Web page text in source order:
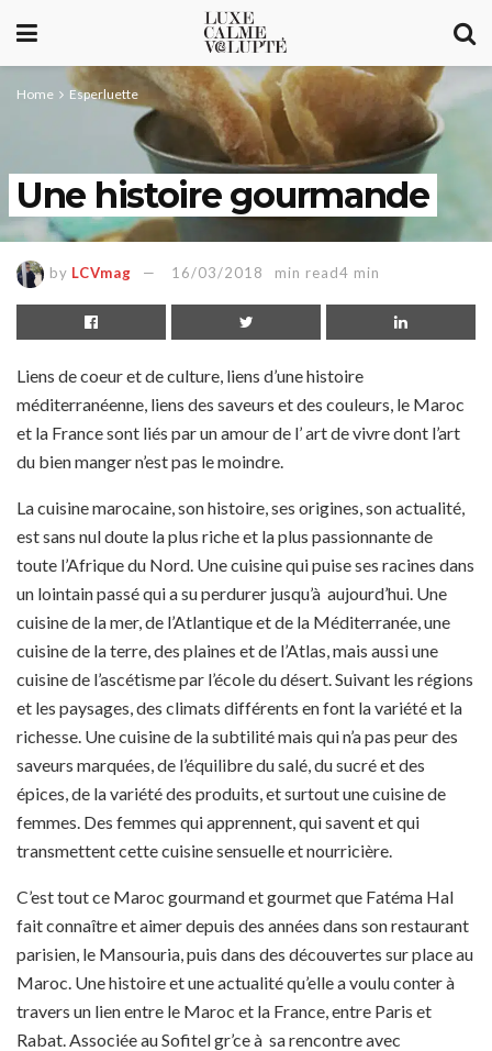
Home Esperluette
Une histoire gourmande
by LCVmag 16/03/2018 min read4 min
Liens de coeur et de culture, liens d’une histoire
méditerranéenne, liens des saveurs et des couleurs, le Maroc
et la France sont liés par un amour de l’ art de vivre dont l’art
du bien manger n’est pas le moindre.
La cuisine marocaine, son histoire, ses origines, son actualité,
est sans nul doute la plus riche et la plus passionnante de
toute l’Afrique du Nord. Une cuisine qui puise ses racines dans
un lointain passé qui a su perdurer jusqu’à aujourd’hui. Une
cuisine de la mer, de l’Atlantique et de la Méditerranée, une
cuisine de la terre, des plaines et de l’Atlas, mais aussi une
cuisine de l’ascétisme par l’école du désert. Suivant les régions
et les paysages, des climats différents en font la variété et la
richesse. Une cuisine de la subtilité mais qui n’a pas peur des
saveurs marquées, de l’équilibre du salé, du sucré et des
épices, de la variété des produits, et surtout une cuisine de
femmes. Des femmes qui apprennent, qui savent et qui
transmettent cette cuisine sensuelle et nourricière.
C’est tout ce Maroc gourmand et gourmet que Fatéma Hal
fait connaître et aimer depuis des années dans son restaurant
parisien, le Mansouria, puis dans des découvertes sur place au
Maroc. Une histoire et une actualité qu’elle a voulu conter à
travers un lien entre le Maroc et la France, entre Paris et
Rabat. Associée au Sofitel gr’ce à sa rencontre avec